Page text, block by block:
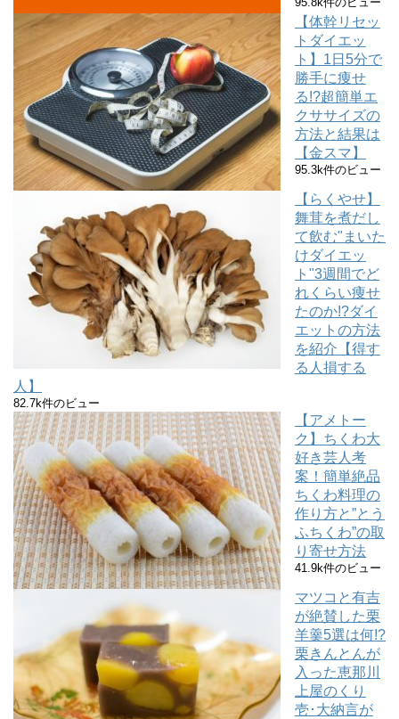
【体幹リセッ
トダイエッ
ト】1日5分で
勝手に痩せ
る!?超簡単エ
クササイズの
方法と結果は
【金スマ】
95.3k件のビュー
【らくやせ】
舞茸を煮だし
て飲む"まいた
けダイエッ
ト"3週間でど
れくらい痩せ
たのか!?ダイ
エットの方法
を紹介【得す
る人損する
人】
82.7k件のビュー
【アメトー
ク】ちくわ大
好き芸人考
案！簡単絶品
ちくわ料理の
作り方と”とう
ふちくわ”の取
り寄せ方法
41.9k件のビュー
マツコと有吉
が絶賛した栗
羊羹5選は何!?
栗きんとんが
入った恵那川
上屋のくり
壱･大納言が